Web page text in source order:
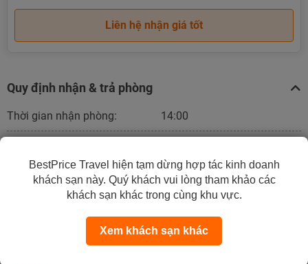
Liên hệ nhận giá tốt
Quy định nhận & trả phòng
Thời gian nhận phòng: 14:00
Quy định nhận phòng:
Khi đến nhận phòng, quý khách vui lòng mang theo:
- CCCD hoặc passport.
- Phiếu xác nhận đặt phòng của Best Price
BestPrice Travel hiện tạm dừng hợp tác kinh doanh
khách sạn này. Quý khách vui lòng tham khảo các
khách sạn khác trong cùng khu vực.
Xem khách sạn khác